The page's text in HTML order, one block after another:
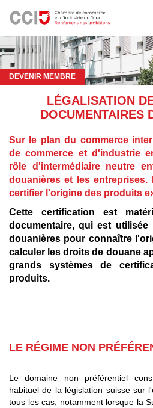
DEVENIR MEMBRE
LÉGALISATION
DOCUMENTAIRES
Sur le plan du commerce
de commerce et d'industrie
rôle d'intermédiaire neutre
douanières et les
certifier l'origine des produits
Cette certification est
documentaire, qui est
douanières pour connaître
calculer les droits de douane
grands systèmes de
produits.
LE RÉGIME NON
Le domaine non préférentiel
habituel de la législation suisse sur
tous les cas, notamment lorsque la